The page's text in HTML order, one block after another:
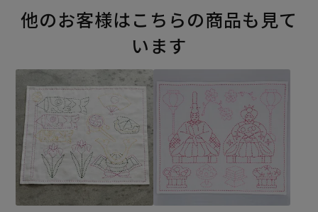
他のお客様はこちらの商品も見て
います